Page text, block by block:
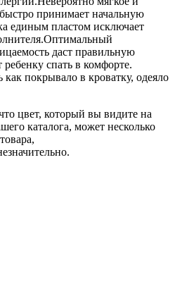
принимает начальную
единым пластом исключает
даст правильную
спать в комфорте.
покрывало в кроватку, одеяло
цвет, который вы видите на
каталога, может несколько